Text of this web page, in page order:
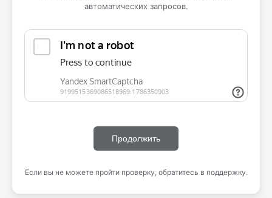
автоматических запросов.
Продолжить
Если вы не можете пройти проверку, обратитесь в поддержку.